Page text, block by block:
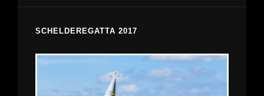
SCHELDEREGATTA 2017